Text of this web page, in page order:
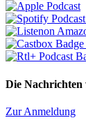
Die Nachrichten
Zur Anmeldung